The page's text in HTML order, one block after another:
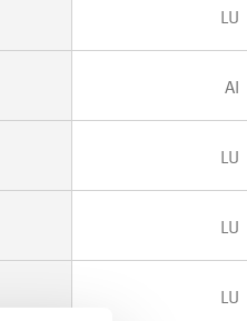
LU
AI
LU
LU
LU